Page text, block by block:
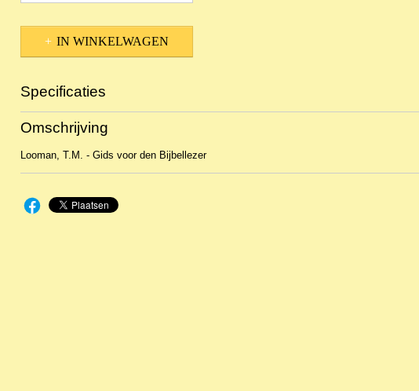
IN WINKELWAGEN
Specificaties
Productcode
Omschrijving
Looman, T.M. - Gids voor den Bijbellezer